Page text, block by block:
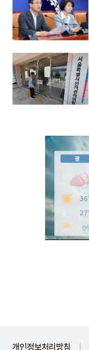
개인정보처리방침